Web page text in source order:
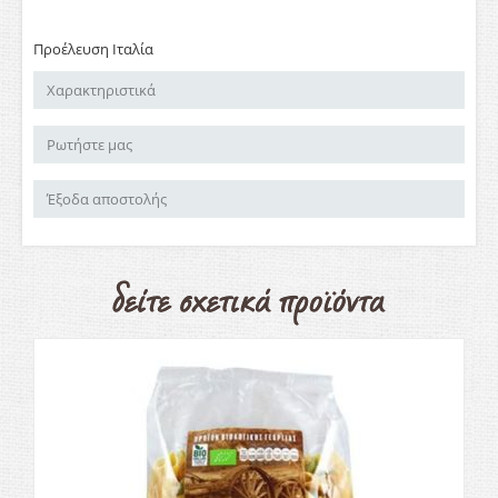
Προέλευση Ιταλία
Χαρακτηριστικά
Ρωτήστε μας
Έξοδα αποστολής